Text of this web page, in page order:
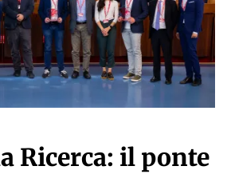
Ricerca: il ponte